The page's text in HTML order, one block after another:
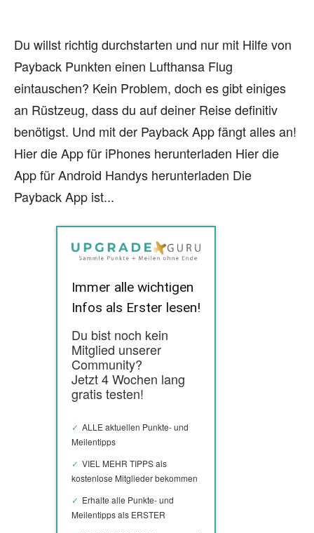
Du willst richtig durchstarten und nur mit Hilfe von
Payback Punkten einen Lufthansa Flug
eintauschen? Kein Problem, doch es gibt einiges
an Rüstzeug, dass du auf deiner Reise definitiv
benötigst. Und mit der Payback App fängt alles an!
Hier die App für iPhones herunterladen Hier die
App für Android Handys herunterladen Die
Payback App ist...
Immer alle wichtigen
Infos als Erster lesen!
Du bist noch kein
Mitglied unserer
Community?
Jetzt 4 Wochen lang
gratis testen!
ALLE aktuellen Punkte- und
Meilentipps
VIEL MEHR TIPPS als
kostenlose Mitglieder bekommen
Erhalte alle Punkte- und
Meilentipps als ERSTER